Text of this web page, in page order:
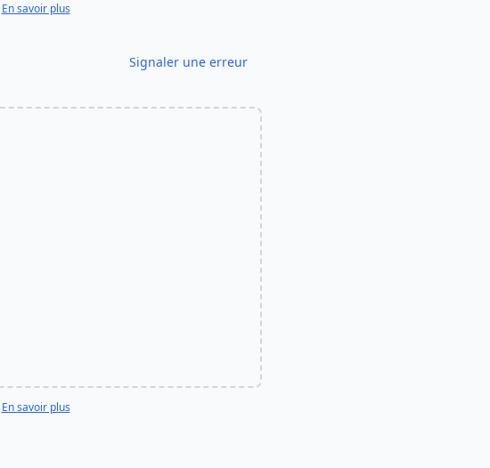
En savoir plus
Signaler une erreur
En savoir plus